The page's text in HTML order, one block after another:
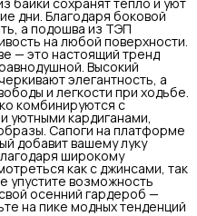
дни. Благодаря боковой
а подошва из ТЭП
на любой поверхности.
— это настоящий тренд
Высокий
элегантность, а
и легкости при ходьбе.
комбинируются с
уютными кардиганами,
Сапоги на платформе
добавит вашему луку
широкому
как с джинсами, так
упустите возможность
осенний гардероб —
на пике модных тенденций